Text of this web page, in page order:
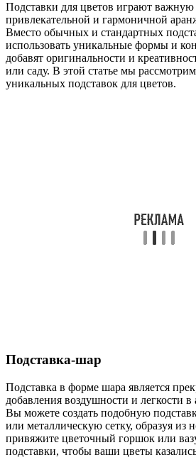
Подставки для цветов играют важную
привлекательной и гармоничной
Вместо обычных и стандартных
использовать уникальные формы и
добавят оригинальности и
или саду. В этой статье мы
уникальных подставок для цветов.
Подставка-шар
Подставка в форме шара является
добавления воздушности и легкости
Вы можете создать подобную
или металлическую сетку, образуя из
привяжите цветочный горшок или
подставки, чтобы ваши цветы